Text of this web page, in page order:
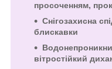
просоченням,
Снігозахисна
блискавки
вітростійкий